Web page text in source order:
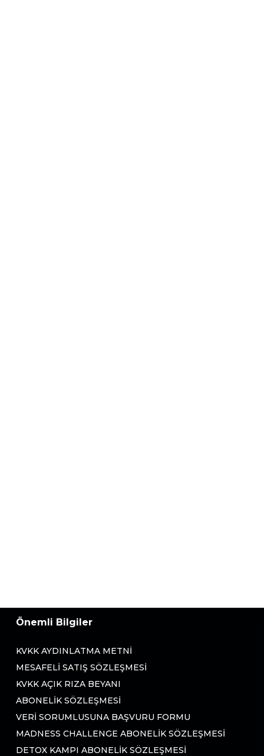
Önemli Bilgiler
KVKK AYDINLATMA METNI
MESAFELI SATIŞ SÖZLEŞMESI
KVKK AÇIK RIZA BEYANI
ABONELIK SÖZLEŞMESI
VERI SORUMLUSUNA BAŞVURU FORMU
MADNESS CHALLENGE ABONELIK SÖZLEŞMESI
DETOX KAMPI ABONELIK SÖZLEŞMESI